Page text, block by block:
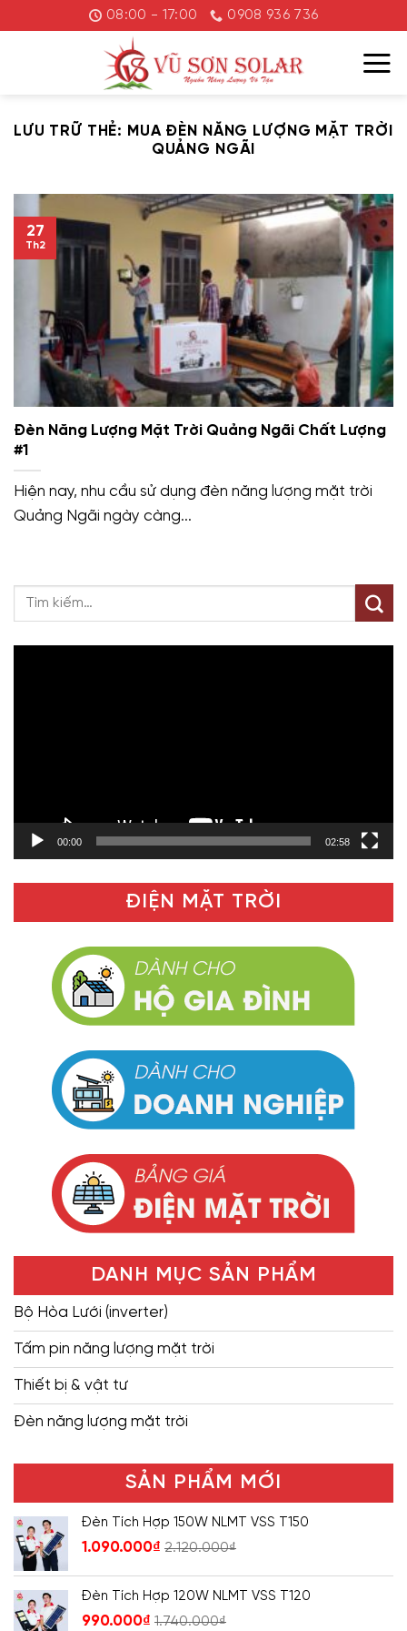
đến
08:00 - 17:00 0908 936 736
LƯU TRỮ THẺ: MUA ĐÈN NĂNG LƯỢNG MẶT TRỜI
QUẢNG NGÃI
Đèn Năng Lượng Mặt Trời Quảng Ngãi Chất Lượng
#1
Hiện nay, nhu cầu sử dụng đèn năng lượng mặt trời
Quảng Ngãi ngày càng...
27
Th2
00:00 02:58
ĐIỆN MẶT TRỜI
DANH MỤC SẢN PHẨM
Bộ Hòa Lưới (inverter)
Tấm pin năng lượng mặt trời
Thiết bị & vật tư
Đèn năng lượng mặt trời
SẢN PHẨM MỚI
Đèn Tích Hợp 150W NLMT VSS T150
1.090.000₫ 2.120.000₫
Đèn Tích Hợp 120W NLMT VSS T120
990.000₫ 1.740.000₫